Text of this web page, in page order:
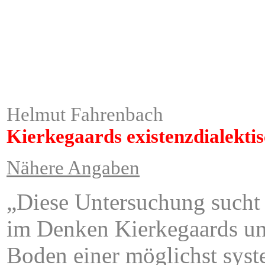
Helmut Fahrenbach
Kierkegaards
Nähere Angaben
„Diese Untersuchung
im Denken Kierkegaards
Boden einer möglichst